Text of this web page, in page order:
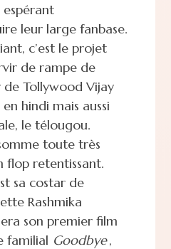
espérant
leur large fanbase.
c’est le projet
de rampe de
Tollywood Vijay
hindi mais aussi
le télougou.
toute très
flop retentissant.
sa costar de
Rashmika
son premier film
familial Goodbye,